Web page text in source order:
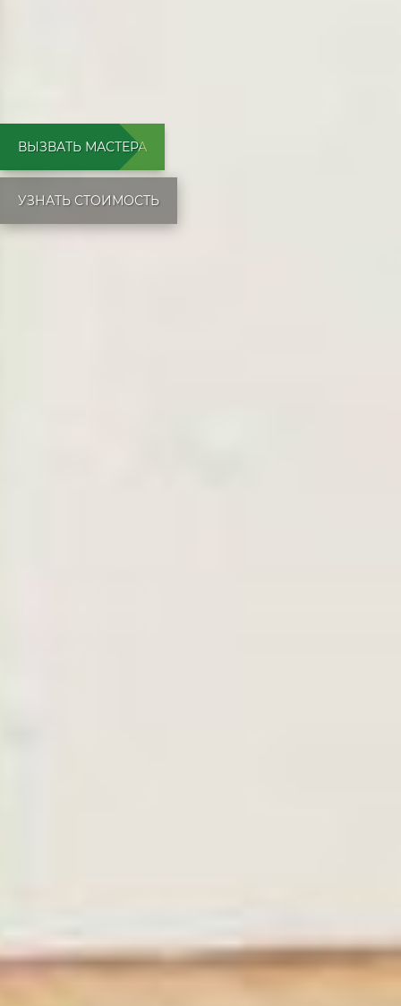
ВЫЗВАТЬ МАСТЕРА
УЗНАТЬ СТОИМОСТЬ